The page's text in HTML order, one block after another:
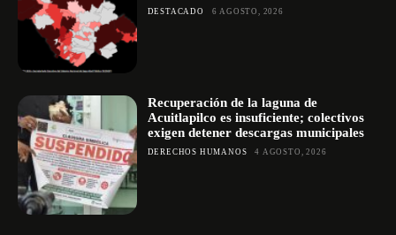
DESTACADO 6 AGOSTO, 2026
Recuperación de la laguna de
Acuitlapilco es insuficiente; colectivos
exigen detener descargas municipales
DERECHOS HUMANOS 4 AGOSTO, 2026